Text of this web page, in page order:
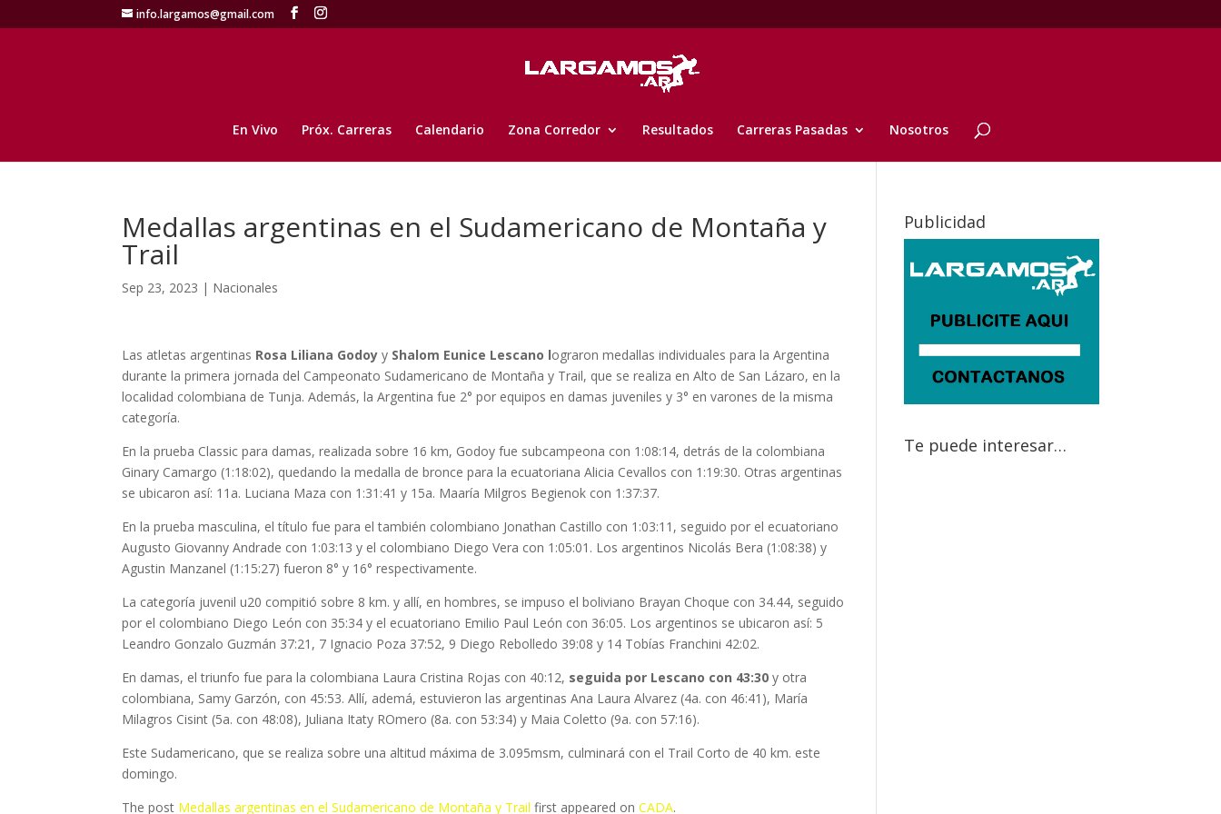
info.largamos@gmail.com
En Vivo Próx. Carreras Calendario Zona Corredor Resultados Carreras Pasadas Nosotros
Medallas argentinas en el Sudamericano de Montaña y
Trail
Sep 23, 2023 | Nacionales
Las atletas argentinas Rosa Liliana Godoy y Shalom Eunice Lescano lograron medallas individuales para la Argentina
durante la primera jornada del Campeonato Sudamericano de Montaña y Trail, que se realiza en Alto de San Lázaro, en la
localidad colombiana de Tunja. Además, la Argentina fue 2° por equipos en damas juveniles y 3° en varones de la misma
categoría.
En la prueba Classic para damas, realizada sobre 16 km, Godoy fue subcampeona con 1:08:14, detrás de la colombiana
Ginary Camargo (1:18:02), quedando la medalla de bronce para la ecuatoriana Alicia Cevallos con 1:19:30. Otras argentinas
se ubicaron así: 11a. Luciana Maza con 1:31:41 y 15a. Maaría Milgros Begienok con 1:37:37.
En la prueba masculina, el título fue para el también colombiano Jonathan Castillo con 1:03:11, seguido por el ecuatoriano
Augusto Giovanny Andrade con 1:03:13 y el colombiano Diego Vera con 1:05:01. Los argentinos Nicolás Bera (1:08:38) y
Agustin Manzanel (1:15:27) fueron 8° y 16° respectivamente.
La categoría juvenil u20 compitió sobre 8 km. y allí, en hombres, se impuso el boliviano Brayan Choque con 34.44, seguido
por el colombiano Diego León con 35:34 y el ecuatoriano Emilio Paul León con 36:05. Los argentinos se ubicaron así: 5
Leandro Gonzalo Guzmán 37:21, 7 Ignacio Poza 37:52, 9 Diego Rebolledo 39:08 y 14 Tobías Franchini 42:02.
En damas, el triunfo fue para la colombiana Laura Cristina Rojas con 40:12, seguida por Lescano con 43:30y otra
colombiana, Samy Garzón, con 45:53. Allí, ademá, estuvieron las argentinas Ana Laura Alvarez (4a. con 46:41), María
Milagros Cisint (5a. con 48:08), Juliana Itaty ROmero (8a. con 53:34) y Maia Coletto (9a. con 57:16).
Este Sudamericano, que se realiza sobre una altitud máxima de 3.095msm, culminará con el Trail Corto de 40 km. este
domingo.
The post Medallas argentinas en el Sudamericano de Montaña y Trail first appeared onCADA.
Publicidad
Te puede interesar…